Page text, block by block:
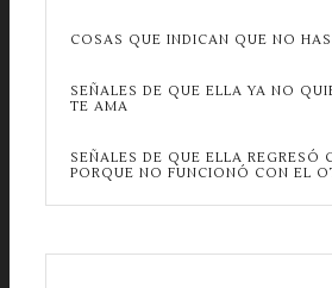
COSAS QUE INDICAN QUE NO
SEÑALES DE QUE ELLA YA NO
TE AMA
SEÑALES DE QUE ELLA REGRESÓ
PORQUE NO FUNCIONÓ CON EL